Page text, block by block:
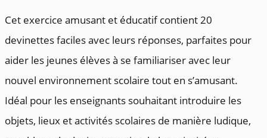
Cet exercice amusant et éducatif contient 20
devinettes faciles avec leurs réponses, parfaites pour
aider les jeunes élèves à se familiariser avec leur
nouvel environnement scolaire tout en s’amusant.
Idéal pour les enseignants souhaitant introduire les
objets, lieux et activités scolaires de manière ludique,